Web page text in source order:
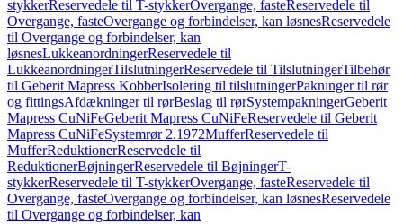
stykkerReservedele til T-stykkerOvergange, fasteReservedele til
Overgange, fasteOvergange og forbindelser, kan løsnesReservedele
til Overgange og forbindelser, kan
løsnesLukkeanordningerReservedele til
LukkeanordningerTilslutningerReservedele til TilslutningerTilbehør
til Geberit Mapress KobberIsolering til tilslutningerPakninger til rør
og fittingsAfdækninger til rørBeslag til rørSystempakningerGeberit
Mapress CuNiFeGeberit Mapress CuNiFeReservedele til Geberit
Mapress CuNiFeSystemrør 2.1972MufferReservedele til
MufferReduktionerReservedele til
ReduktionerBøjningerReservedele til BøjningerT-
stykkerReservedele til T-stykkerOvergange, fasteReservedele til
Overgange, fasteOvergange og forbindelser, kan løsnesReservedele
til Overgange og forbindelser, kan